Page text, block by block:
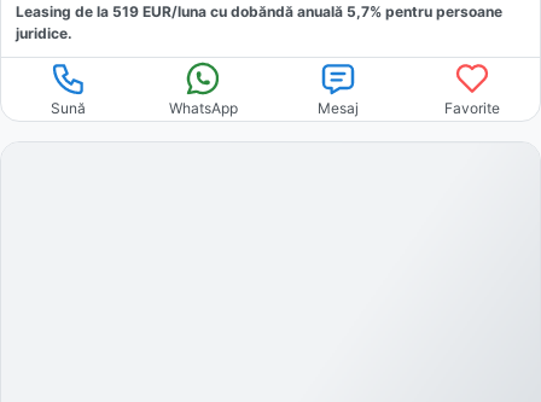
Leasing de la 519 EUR/luna cu dobăndă anuală 5,7% pentru persoane
juridice.
Sună WhatsApp Mesaj Favorite